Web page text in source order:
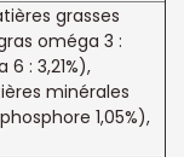
grasses
oméga 3 :
: 3,21%),
minérales
1,05%),